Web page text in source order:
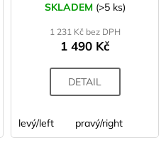
SKLADEM (>5 ks)
1 231 Kč bez DPH
1 490 Kč
DETAIL
levý/left pravý/right